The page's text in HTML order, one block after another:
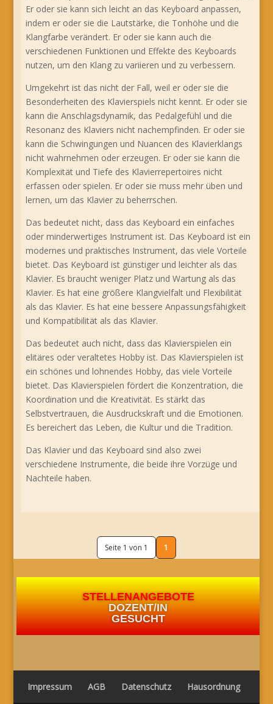
Er oder sie kann sich leicht an das Keyboard anpassen,
indem er oder sie die Lautstärke, die Tonhöhe und die
Klangfarbe verändert. Er oder sie kann auch die
verschiedenen Funktionen und Effekte des Keyboards
nutzen, um den Klang zu variieren und zu verbessern.
Umgekehrt ist das nicht der Fall, weil er oder sie die
Besonderheiten des Klavierspiels nicht kennt. Er oder sie
kann die Anschlagsdynamik, das Pedalgefühl und die
Resonanz des Klaviers nicht nachempfinden. Er oder sie
kann die Schwingungen und Nuancen des Klavierklangs
nicht wahrnehmen oder erzeugen. Er oder sie kann die
Komplexität und Tiefe des Klavierrepertoires nicht
erfassen oder spielen. Er oder sie muss mehr üben und
lernen, um das Klavier zu beherrschen.
Das bedeutet nicht, dass das Keyboard ein einfaches
oder minderwertiges Instrument ist. Das Keyboard ist ein
modernes und praktisches Instrument, das viele Vorteile
bietet. Das Keyboard ist günstiger und leichter als das
Klavier. Es braucht weniger Platz und Wartung als das
Klavier. Es hat eine größere Klangvielfalt und Flexibilität
als das Klavier. Es hat eine bessere Anpassungsfähigkeit
und Kompatibilität als das Klavier.
Das bedeutet auch nicht, dass das Klavierspielen ein
elitäres oder veraltetes Hobby ist. Das Klavierspielen ist
ein schönes und lohnendes Hobby, das viele Vorteile
bietet. Das Klavierspielen fördert die Konzentration, die
Koordination und die Kreativität. Es stärkt das
Selbstvertrauen, die Ausdruckskraft und die Emotionen.
Es bereichert das Leben, die Kultur und die Tradition.
Das Klavier und das Keyboard sind also zwei
verschiedene Instrumente, die beide ihre Vorzüge und
Nachteile haben.
Seite 1 von 1 1
STELLENANGEBOTE
DOZENT/IN
GESUCHT
Impressum AGB Datenschutz Hausordnung